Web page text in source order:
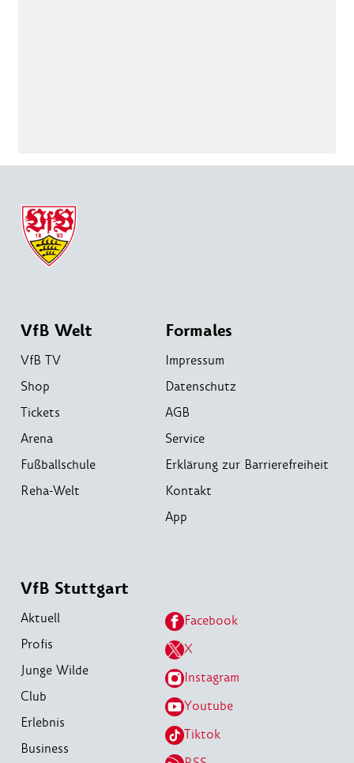
VfB Welt
VfB TV
Shop
Tickets
Arena
Fußballschule
Reha-Welt
Formales
Impressum
Datenschutz
AGB
Service
Erklärung zur Barrierefreiheit
Kontakt
App
VfB Stuttgart
Aktuell
Profis
Junge Wilde
Club
Erlebnis
Business
Facebook
X
Instagram
Youtube
Tiktok